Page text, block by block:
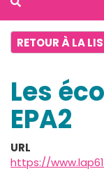
RETOUR À LA
Les
EPA2
URL
https://